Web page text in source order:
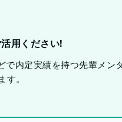
用ください!
内定実績を持つ先輩メン
。